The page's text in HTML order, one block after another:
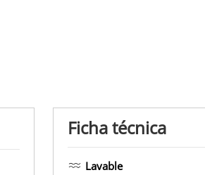
Ficha técnica
Lavable